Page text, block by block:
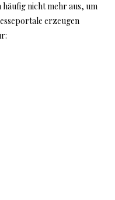
nicht mehr aus, um
erzeugen